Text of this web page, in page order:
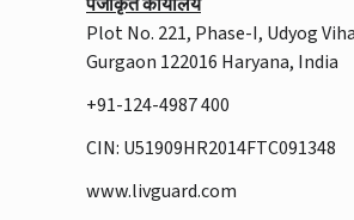
Plot No. 221, Phase-I, Udyog
Gurgaon 122016 Haryana, India
+91-124-4987 400
CIN: U51909HR2014FTC091348
www.livguard.com